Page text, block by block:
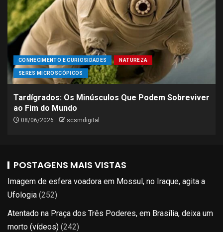
CONHECIMENTO E CURIOSIDADES NATUREZA
SERES MICROSCÓPICOS
Tardígrados: Os Minúsculos Que Podem Sobreviver
ao Fim do Mundo
08/06/2026 scsmdigital
POSTAGENS MAIS VISTAS
Imagem de esfera voadora em Mossul, no Iraque, agita a
Ufologia (252)
Atentado na Praça dos Três Poderes, em Brasília, deixa um
morto (vídeos) (242)